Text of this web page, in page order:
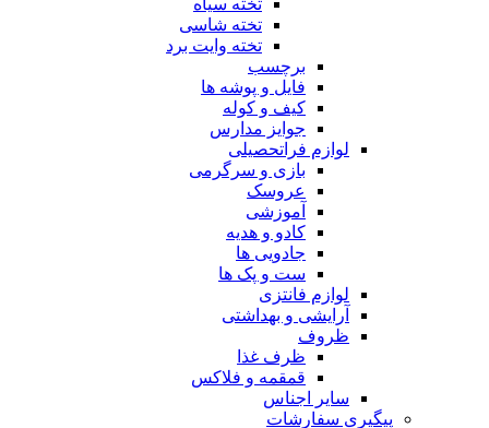
تخته سیاه
تخته شاسی
تخته وایت برد
برچسب
فایل و پوشه ها
کیف و کوله
جوایز مدارس
لوازم فراتحصیلی
بازی و سرگرمی
عروسک
آموزشی
کادو و هدیه
جادویی ها
ست و پک ها
لوازم فانتزی
آرایشی و بهداشتی
ظروف
ظرف غذا
قمقمه و فلاکس
سایر اجناس
پیگیری سفارشات